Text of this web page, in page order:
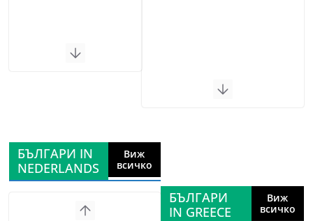
БЪЛГАРИ IN
NEDERLANDS
Виж
всичко
БЪЛГАРИ
IN GREECE
Виж
всичко